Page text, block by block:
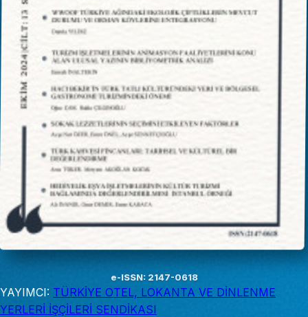
e-ISSN: 2147-0618
YAYIMCI: TÜRKİYE OTEL, LOKANTA VE DİNLENME
YERLERİ İŞÇİLERİ SENDİKASI